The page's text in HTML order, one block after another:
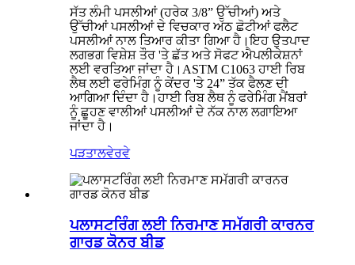
ਸੱਤ ਲੰਮੀ ਪਸਲੀਆਂ (ਹਰੇਕ 3/8” ਉੱਚੀਆਂ) ਅਤੇ
ਉੱਚੀਆਂ ਪਸਲੀਆਂ ਦੇ ਵਿਚਕਾਰ ਅੱਠ ਛੋਟੀਆਂ ਫਲੈਟ
ਪਸਲੀਆਂ ਨਾਲ ਤਿਆਰ ਕੀਤਾ ਗਿਆ ਹੈ।ਇਹ ਉਤਪਾਦ
ਲਗਭਗ ਵਿਸ਼ੇਸ਼ ਤੌਰ 'ਤੇ ਛੱਤ ਅਤੇ ਸੋਫਟ ਐਪਲੀਕੇਸ਼ਨਾਂ
ਲਈ ਵਰਤਿਆ ਜਾਂਦਾ ਹੈ।ASTM C1063 ਹਾਈ ਰਿਬ
ਲੈਥ ਲਈ ਫਰੇਮਿੰਗ ਨੂੰ ਕੇਂਦਰ 'ਤੇ 24” ਤੱਕ ਫੈਲਣ ਦੀ
ਆਗਿਆ ਦਿੰਦਾ ਹੈ।ਹਾਈ ਰਿਬ ਲੈਥ ਨੂੰ ਫਰੇਮਿੰਗ ਮੈਂਬਰਾਂ
ਨੂੰ ਛੂਹਣ ਵਾਲੀਆਂ ਪਸਲੀਆਂ ਦੇ ਨੱਕ ਨਾਲ ਲਗਾਇਆ
ਜਾਂਦਾ ਹੈ।
ਪੜਤਾਲਵੇਰਵੇ
ਪਲਾਸਟਰਿੰਗ ਲਈ ਨਿਰਮਾਣ ਸਮੱਗਰੀ ਕਾਰਨਰ
ਗਾਰਡ ਕੋਨਰ ਬੀਡ